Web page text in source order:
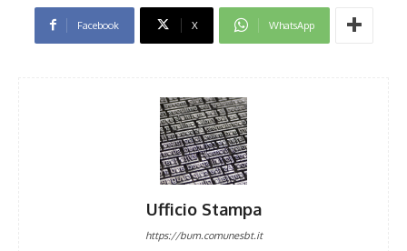
Facebook X WhatsApp
Ufficio Stampa
https://bum.comunesbt.it